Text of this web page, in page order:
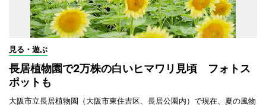
見る・遊ぶ
長居植物園で2万株の白いヒマワリ見頃 フォトス
ポットも
大阪市立長居植物園（大阪市東住吉区、長居公園内）で現在、夏の風物